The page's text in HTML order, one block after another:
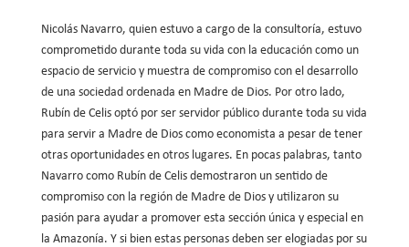
Nicolás Navarro, quien estuvo a cargo de la consultoría, estuvo
comprometido durante toda su vida con la educación como un
espacio de servicio y muestra de compromiso con el desarrollo
de una sociedad ordenada en Madre de Dios. Por otro lado,
Rubín de Celis optó por ser servidor público durante toda su vida
para servir a Madre de Dios como economista a pesar de tener
otras oportunidades en otros lugares. En pocas palabras, tanto
Navarro como Rubín de Celis demostraron un sentido de
compromiso con la región de Madre de Dios y utilizaron su
pasión para ayudar a promover esta sección única y especial en
la Amazonía. Y si bien estas personas deben ser elogiadas por su